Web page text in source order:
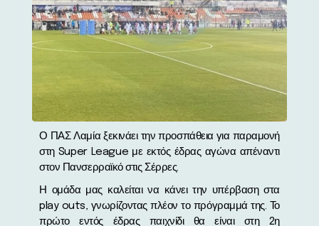
Ο ΠΑΣ Λαμία ξεκινάει την προσπάθεια για παραμονή
στη Super League με εκτός έδρας αγώνα απέναντι
στον Πανσερραϊκό στις Σέρρες.
Η ομάδα μας καλείται να κάνει την υπέρβαση στα
play outs, γνωρίζοντας πλέον το πρόγραμμά της. Το
πρώτο εντός έδρας παιχνίδι θα είναι στη 2η